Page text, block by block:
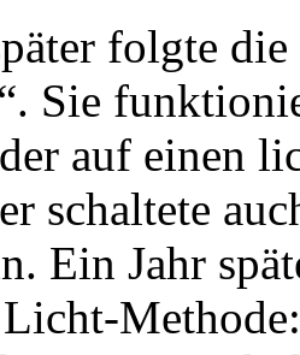
folgte
Sie
auf einen
schaltete
Ein Jahr